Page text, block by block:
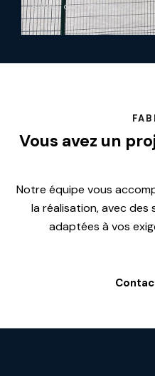
Bureau d'architectes SRL
Vous avez un
Notre équipe vous
la réalisation, avec
adaptées à vos